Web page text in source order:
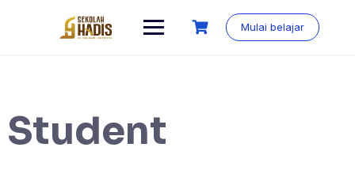
Mulai belajar
Student